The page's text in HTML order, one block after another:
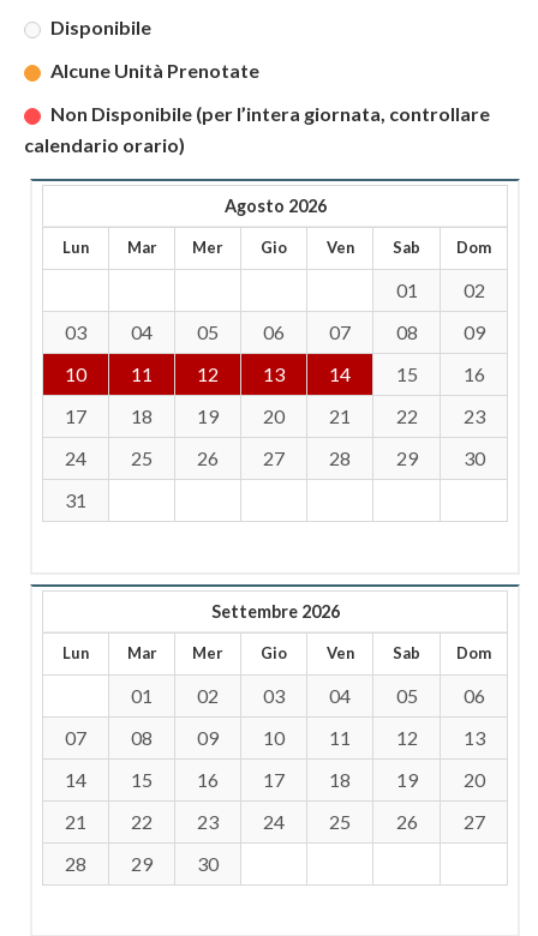
Disponibile
Alcune Unità Prenotate
Non Disponibile (per l’intera giornata, controllare
calendario orario)
Agosto 2026
Lun Mar Mer Gio Ven Sab Dom
01
02
03
04 05 06 07 08
09
10
11 12 13 14 15
16
17
18 19 20 21 22
23
24
25 26 27 28 29
30
31
Settembre 2026
Lun Mar Mer Gio Ven Sab Dom
01 02 03 04 05
06
07
08 09 10 11 12
13
14
15 16 17 18 19
20
21
22 23 24 25 26
27
28
29 30